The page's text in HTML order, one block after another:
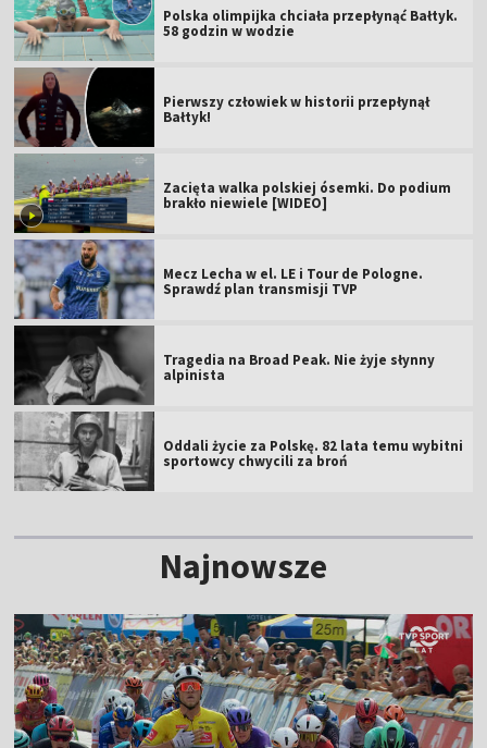
Polska olimpijka chciała przepłynąć Bałtyk.
58 godzin w wodzie
Pierwszy człowiek w historii przepłynął
Bałtyk!
Zacięta walka polskiej ósemki. Do podium
brakło niewiele [WIDEO]
Mecz Lecha w el. LE i Tour de Pologne.
Sprawdź plan transmisji TVP
Tragedia na Broad Peak. Nie żyje słynny
alpinista
Oddali życie za Polskę. 82 lata temu wybitni
sportowcy chwycili za broń
Najnowsze